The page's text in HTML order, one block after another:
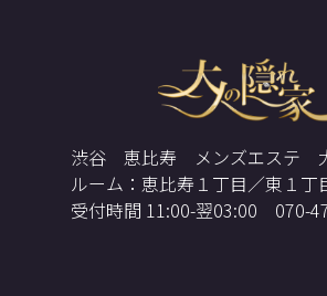
渋谷 恵比寿 メンズエステ
ルーム：恵比寿１丁目／東１丁
受付時間 11:00-翌03:00 070-